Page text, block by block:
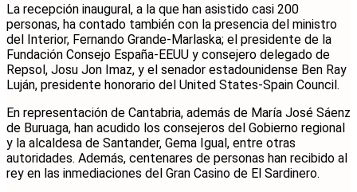
La recepción inaugural, a la que han asistido casi 200
personas, ha contado también con la presencia del ministro
del Interior, Fernando Grande-Marlaska; el presidente de la
Fundación Consejo España-EEUU y consejero delegado de
Repsol, Josu Jon Imaz, y el senador estadounidense Ben Ray
Luján, presidente honorario del United States-Spain Council.
En representación de Cantabria, además de María José Sáenz
de Buruaga, han acudido los consejeros del Gobierno regional
y la alcaldesa de Santander, Gema Igual, entre otras
autoridades. Además, centenares de personas han recibido al
rey en las inmediaciones del Gran Casino de El Sardinero.